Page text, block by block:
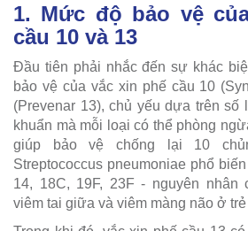
1. Mức độ bảo vệ
cầu 10 và 13
Đầu tiên phải nhắc đến sự khác
bảo vệ của vắc xin phế cầu 10
(Prevenar 13), chủ yếu dựa trên số
khuẩn mà mỗi loại có thể phòng
giúp bảo vệ chống lại 10
Streptococcus pneumoniae phổ
14, 18C, 19F, 23F - nguyên nhân
viêm tai giữa và viêm màng não ở trẻ